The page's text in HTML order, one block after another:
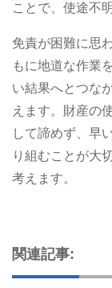
ことで、使途不
免責が困難に思
もに地道な作業
い結果へとつな
えます。財産の
して諦めず、早
り組むことが大
考えます。
関連記事: